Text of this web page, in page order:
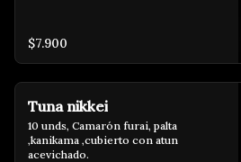
$7.900
Tuna nikkei
10 unds, Camarón furai, palta
,kanikama ,cubierto con atun
acevichado.